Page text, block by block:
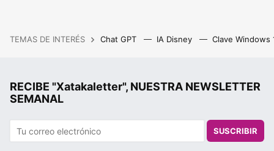
TEMAS DE INTERÉS Chat GPT IA Disney Clave Windows
RECIBE "Xatakaletter", NUESTRA NEWSLETTER
SEMANAL
SUSCRIBIR